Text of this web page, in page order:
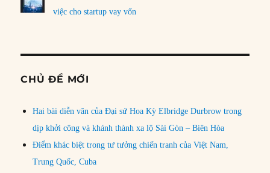
việc cho startup vay vốn
CHỦ ĐỀ MỚI
Hai bài diễn văn của Đại sứ Hoa Kỳ Elbridge Durbrow trong
dịp khởi công và khánh thành xa lộ Sài Gòn – Biên Hòa
Điểm khác biệt trong tư tưởng chiến tranh của Việt Nam,
Trung Quốc, Cuba